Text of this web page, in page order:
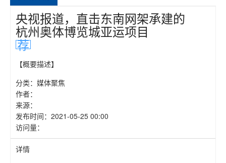
央视报道，直击东南网架承建的
杭州奥体博览城亚运项目
荐
【概要描述】
分类： 媒体聚焦
作者：
来源：
发布时间： 2021-05-25 00:00
访问量：
详情